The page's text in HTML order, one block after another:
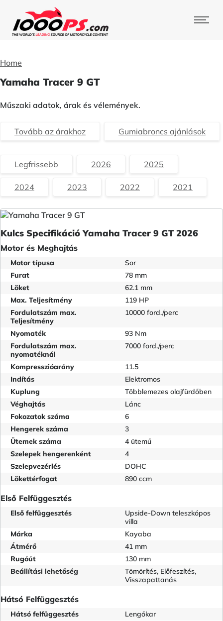
Home
Yamaha Tracer 9 GT
Műszaki adatok, árak és vélemények.
Tovább az árakhoz Gumiabroncs ajánlások
Legfrissebb 2026 2025
2024 2023 2022 2021
Kulcs Specifikáció Yamaha Tracer 9 GT 2026
Motor és Meghajtás
Motor típusa
Sor
Furat
78 mm
Löket
62.1 mm
Max. Teljesítmény
119 HP
Fordulatszám max.
Teljesítmény
10000 ford./perc
Nyomaték
93 Nm
Fordulatszám max.
nyomatéknál
7000 ford./perc
Kompresszióarány
11.5
Indítás
Elektromos
Kuplung
Többlemezes olajfürdőben
Véghajtás
Lánc
Fokozatok száma
6
Hengerek száma
3
Ütemek száma
4 ütemű
Szelepek hengerenként
4
Szelepvezérlés
DOHC
Lökettérfogat
890 ccm
Első Felfüggesztés
Első felfüggesztés
Upside-Down teleszkópos
villa
Márka
Kayaba
Átmérő
41 mm
Rugóút
130 mm
Beállítási lehetőség
Tömörítés, Előfeszítés,
Visszapattanás
Hátsó Felfüggesztés
Hátsó felfüggesztés
Lengőkar